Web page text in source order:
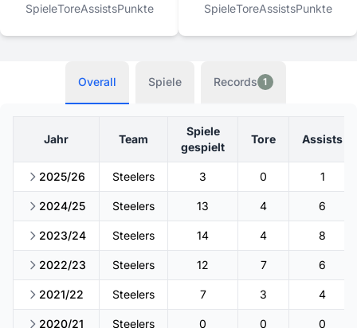
SpieleToreAssistsPunkte SpieleToreAssistsPunkte
Overall Spiele Records 1
Jahr Team
Spiele
gespielt
Tore Assists
2025/26 Steelers 3 0 1
2024/25 Steelers 13 4 6
2023/24 Steelers 14 4 8
2022/23 Steelers 12 7 6
2021/22 Steelers 7 3 4
2020/21 Steelers 0 0 0